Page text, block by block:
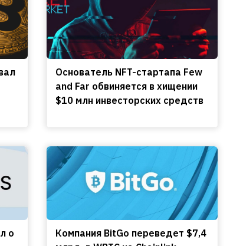
Основатель NFT-стартапа Few
and Far обвиняется в хищении
$10 млн инвесторских средств
о
Компания BitGo переведет $7,4